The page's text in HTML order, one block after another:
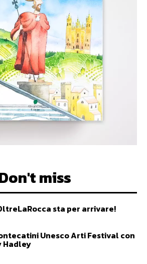
miss
sta per arrivare!
Unesco Arti Festival con
Hadley